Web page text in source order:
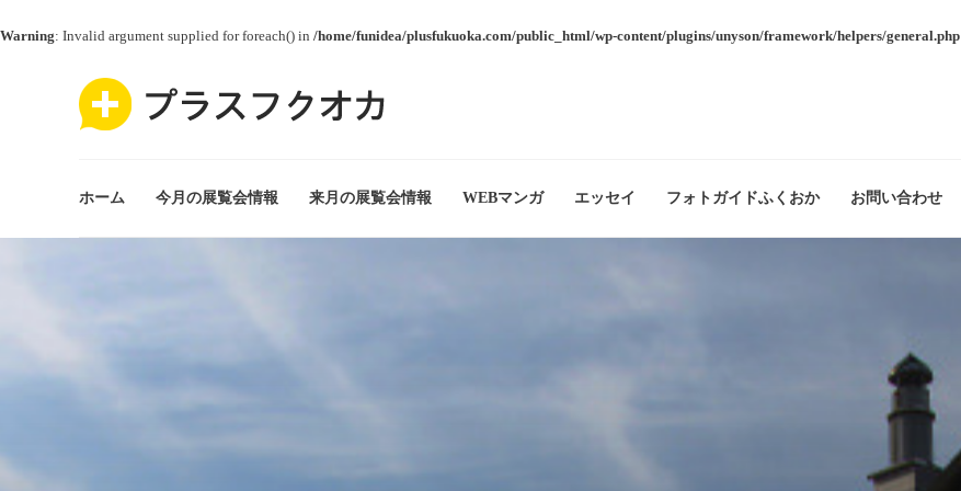
Warning: Invalid argument supplied for foreach() in /home/funidea/plusfukuoka.com/public_html/wp-content/plugins/unyson/framework/helpers/general.php
ホーム 今月の展覧会情報 来月の展覧会情報 WEBマンガ エッセイ フォトガイドふくおか お問い合わせ